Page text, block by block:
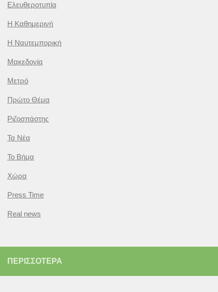
Ελευθεροτυπία
Η Καθημερινή
Η Ναυτεμπορική
Μακεδονία
Μετρό
Πρώτο Θέμα
Ριζοσπάστης
Τα Νέα
Το Βήμα
Χώρα
Press Time
Real news
ΠΕΡΙΣΣΌΤΕΡΑ